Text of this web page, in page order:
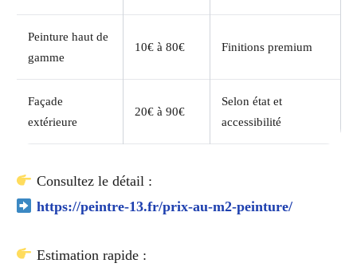
Peinture haut de
gamme
10€ à 80€ Finitions premium
Façade
extérieure
20€ à 90€
Selon état et
accessibilité
Consultez le détail :
https://peintre-13.fr/prix-au-m2-peinture/
Estimation rapide :